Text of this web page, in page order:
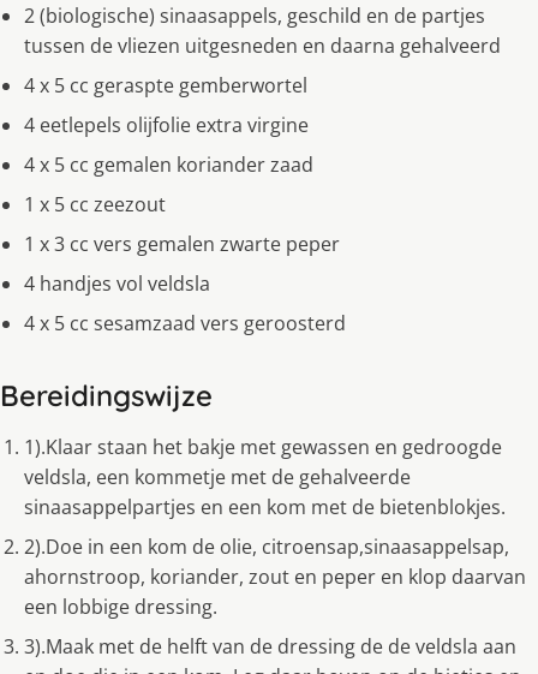
2 (biologische) sinaasappels, geschild en de partjes
tussen de vliezen uitgesneden en daarna gehalveerd
4 x 5 cc geraspte gemberwortel
4 eetlepels olijfolie extra virgine
4 x 5 cc gemalen koriander zaad
1 x 5 cc zeezout
1 x 3 cc vers gemalen zwarte peper
4 handjes vol veldsla
4 x 5 cc sesamzaad vers geroosterd
Bereidingswijze
1).Klaar staan het bakje met gewassen en gedroogde
veldsla, een kommetje met de gehalveerde
sinaasappelpartjes en een kom met de bietenblokjes.
2).Doe in een kom de olie, citroensap,sinaasappelsap,
ahornstroop, koriander, zout en peper en klop daarvan
een lobbige dressing.
3).Maak met de helft van de dressing de de veldsla aan